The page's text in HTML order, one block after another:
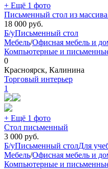
+ Ещё 1 фото
Письменный стол из
18 000 руб.
Б/уПисьменный стол
Мебель/Офисная мебель и
Компьютерные и
0
Красноярск, Калинина
Торговый интерьер
1
+ Ещё 1 фото
Стол письменный
3 000 руб.
Б/уПисьменный столДля
Мебель/Офисная мебель и
Компьютерные и